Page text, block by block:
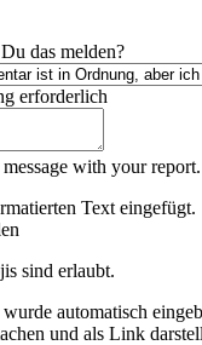
das melden?
erforderlich
message with your report.
Text eingefügt.
sind erlaubt.
automatisch
und als Link